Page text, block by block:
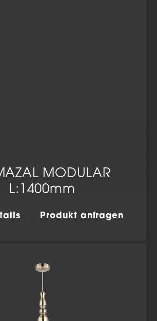
MODULAR
L:1400mm
Produkt anfragen